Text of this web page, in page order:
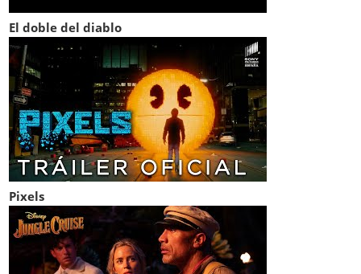
El doble del diablo
Pixels